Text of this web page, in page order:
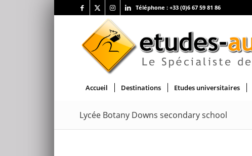
Téléphone : +33 (0)6 67 59 81 86
Accueil Destinations Etudes universitaires
Lycée Botany Downs secondary school